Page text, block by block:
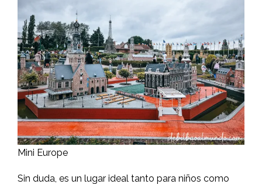
Mini Europe
Sin duda, es un lugar ideal tanto para niños como